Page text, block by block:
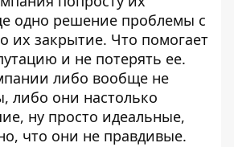
одно решение проблемы с
их закрытие. Что помогает
и не потерять ее.
либо вообще не
либо они настолько
ну просто идеальные,
что они не правдивые.